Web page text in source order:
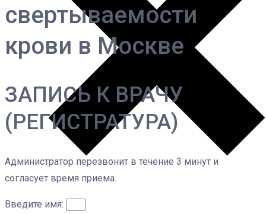
свертываемости
крови в Москве
ЗАПИСЬ К ВРАЧУ
(РЕГИСТРАТУРА)
Администратор перезвонит в течение 3 минут и
согласует время приема.
Введите имя: